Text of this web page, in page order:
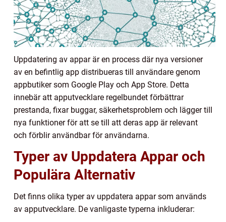
Uppdatering av appar är en process där nya versioner
av en befintlig app distribueras till användare genom
appbutiker som Google Play och App Store. Detta
innebär att apputvecklare regelbundet förbättrar
prestanda, fixar buggar, säkerhetsproblem och lägger till
nya funktioner för att se till att deras app är relevant
och förblir användbar för användarna.
Typer av Uppdatera Appar och
Populära Alternativ
Det finns olika typer av uppdatera appar som används
av apputvecklare. De vanligaste typerna inkluderar: